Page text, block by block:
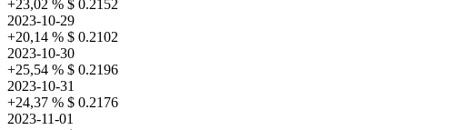
+23,02 % $ 0.2152
2023-10-29
+20,14 % $ 0.2102
2023-10-30
+25,54 % $ 0.2196
2023-10-31
+24,37 % $ 0.2176
2023-11-01